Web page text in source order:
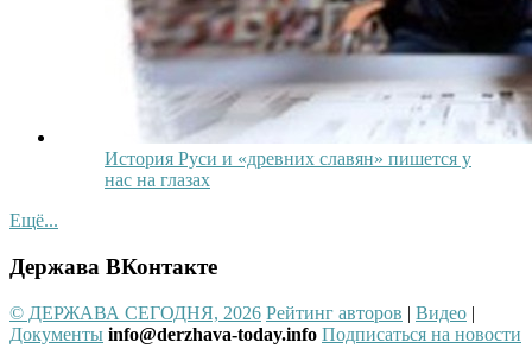
История Руси и «древних славян» пишется у
нас на глазах
Ещё...
Держава ВКонтакте
© ДЕРЖАВА СЕГОДНЯ, 2026 Рейтинг авторов | Видео |
Документы info@derzhava-today.info Подписаться на новости